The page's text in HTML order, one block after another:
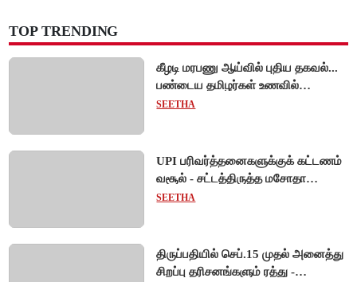
TOP TRENDING
கீழடி மரபணு ஆய்வில் புதிய தகவல்...
பண்டைய தமிழர்கள் உணவில்
அதிகளவு இறைச்சி பயன்பாடு!
SEETHA
UPI பரிவர்த்தனைகளுக்குக் கட்டணம்
வசூல் - சட்டத்திருத்த மசோதா
நிறைவேற்றம்!
SEETHA
திருப்பதியில் செப்.15 முதல் அனைத்து
சிறப்பு தரிசனங்களும் ரத்து -